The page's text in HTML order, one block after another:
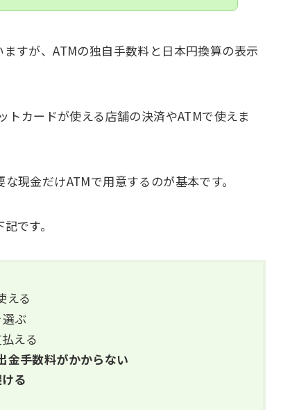
すが、ATMの独自手数料と日本円換算の表示
カードが使える店舗の決済やATMで使えま
現金だけATMで用意するのが基本です。
です。
える
ぶ
える
金手数料がかからない
る